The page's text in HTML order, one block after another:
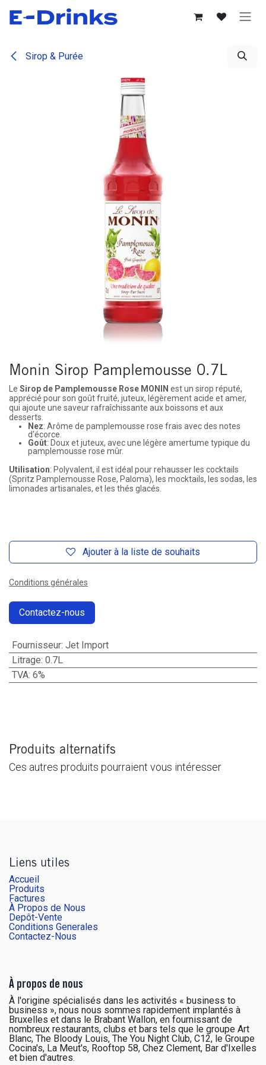
Se rendre au contenu
Sirop & Purée
Monin Sirop Pamplemousse 0.7L
Le Sirop de Pamplemousse Rose MONIN est un sirop réputé,
apprécié pour son goût fruité, juteux, légèrement acide et amer,
qui ajoute une saveur rafraîchissante aux boissons et aux
desserts.
Nez: Arôme de pamplemousse rose frais avec des notes
d'écorce.
Goût: Doux et juteux, avec une légère amertume typique du
pamplemousse rose mûr.
Utilisation: Polyvalent, il est idéal pour rehausser les cocktails
(Spritz Pamplemousse Rose, Paloma), les mocktails, les sodas, les
limonades artisanales, et les thés glacés.
Ajouter à la liste de souhaits
Conditions générales
Contactez-nous
Fournisseur: Jet Import
Litrage: 0.7L
TVA: 6%
Produits alternatifs
Ces autres produits pourraient vous intéresser
Liens utiles
Accueil
Produits
Factures
À Propos de Nous
Depôt-Vente
Conditions Generales
Contactez-Nous
À propos de nous
À l'origine spécialisés dans les activités « business to
business », nous nous sommes rapidement implantés à
Bruxelles et dans le Brabant Wallon, en fournissant de
nombreux restaurants, clubs et bars tels que le groupe Art
Blanc, The Bloody Louis, The You Night Club, C12, le Groupe
Cocina's, La Meut's, Rooftop 58, Chez Clement, Bar d'Ixelles
et bien d'autres.